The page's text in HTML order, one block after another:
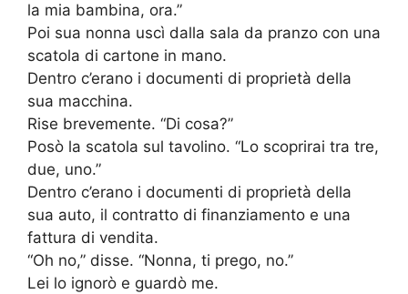
la mia bambina, ora.”
Poi sua nonna uscì dalla sala da pranzo con una
scatola di cartone in mano.
Dentro c’erano i documenti di proprietà della
sua macchina.
Rise brevemente. “Di cosa?”
Posò la scatola sul tavolino. “Lo scoprirai tra tre,
due, uno.”
Dentro c’erano i documenti di proprietà della
sua auto, il contratto di finanziamento e una
fattura di vendita.
“Oh no,” disse. “Nonna, ti prego, no.”
Lei lo ignorò e guardò me.